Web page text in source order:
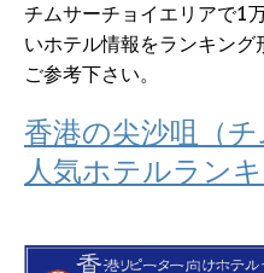
チムサーチョイエリアで1
いホテル情報をランキング
ご参考下さい。
香港の尖沙咀（
人気ホテルラン